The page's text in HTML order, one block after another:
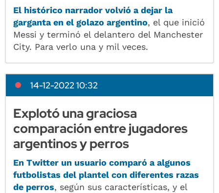
El histórico narrador volvió a dejar la
garganta en el golazo argentino, el que inició
Messi y terminó el delantero del Manchester
City. Para verlo una y mil veces.
14-12-2022 10:32
Explotó una graciosa
comparación entre jugadores
argentinos y perros
En Twitter un usuario comparó a algunos
futbolistas del plantel con diferentes razas
de perros, según sus características, y el